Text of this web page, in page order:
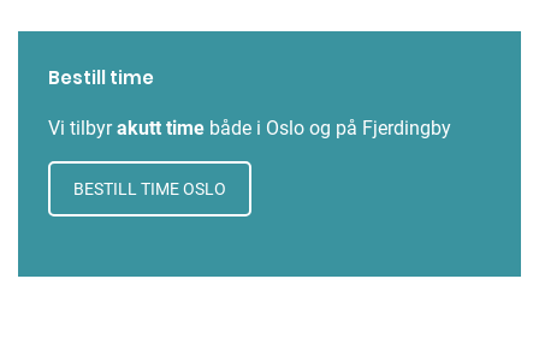
Bestill time
Vi tilbyrakutt time både i Oslo og på Fjerdingby
BESTILL TIME OSLO